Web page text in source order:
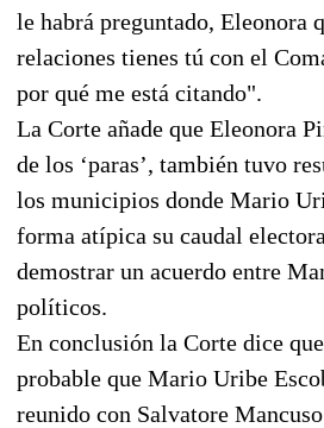
le habrá preguntado, Eleonora
relaciones tienes tú con el
por qué me está citando".
La Corte añade que Eleonora
de los ‘paras’, también tuvo
los municipios donde Mario
forma atípica su caudal
demostrar un acuerdo entre
políticos.
En conclusión la Corte dice
probable que Mario Uribe
reunido con Salvatore